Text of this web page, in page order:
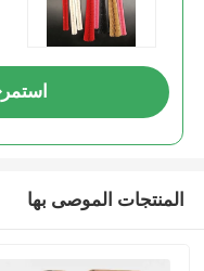
استمر
المنتجات الموصى بها